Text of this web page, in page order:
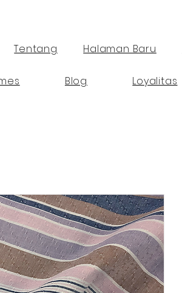
Tentang Halaman Baru
Blog Loyalitas